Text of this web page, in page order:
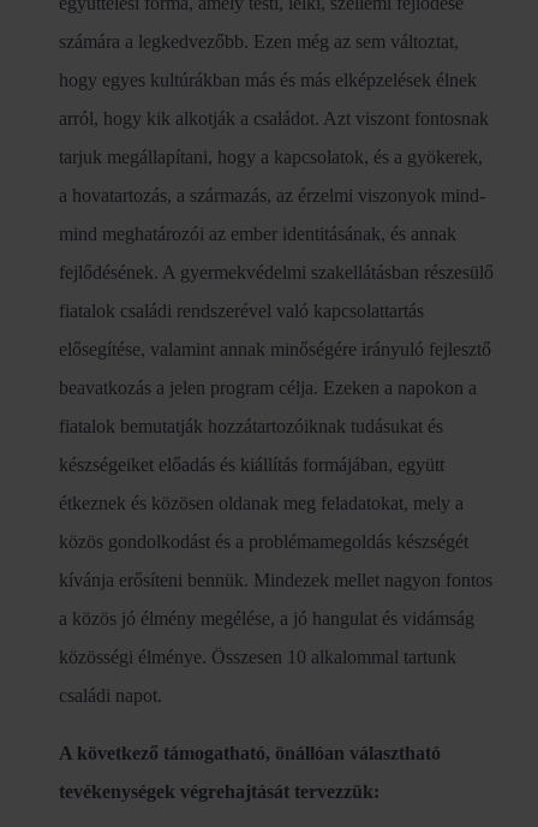
számára a legkedvezőbb. Ezen még az sem változtat,
hogy egyes kultúrákban más és más elképzelések élnek
arról, hogy kik alkotják a családot. Azt viszont fontosnak
tarjuk megállapítani, hogy a kapcsolatok, és a gyökerek,
a hovatartozás, a származás, az érzelmi viszonyok mind-
mind meghatározói az ember identitásának, és annak
fejlődésének. A gyermekvédelmi szakellátásban részesülő
fiatalok családi rendszerével való kapcsolattartás
elősegítése, valamint annak minőségére irányuló fejlesztő
beavatkozás a jelen program célja. Ezeken a napokon a
fiatalok bemutatják hozzátartozóiknak tudásukat és
készségeiket előadás és kiállítás formájában, együtt
étkeznek és közösen oldanak meg feladatokat, mely a
közös gondolkodást és a problémamegoldás készségét
kívánja erősíteni bennük. Mindezek mellet nagyon fontos
a közös jó élmény megélése, a jó hangulat és vidámság
közösségi élménye. Összesen 10 alkalommal tartunk
családi napot.
A következő támogatható, önállóan választható
tevékenységek végrehajtását tervezzük: